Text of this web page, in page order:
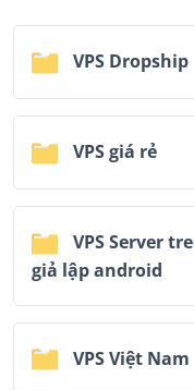
VPS Dropship
VPS giá rẻ
VPS Server
giả lập android
VPS Việt Nam